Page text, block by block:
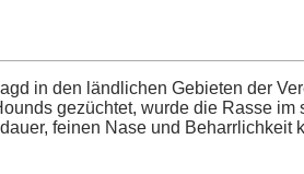
in den ländlichen Gebieten der
gezüchtet, wurde die Rasse
feinen Nase und Beharrlichkeit